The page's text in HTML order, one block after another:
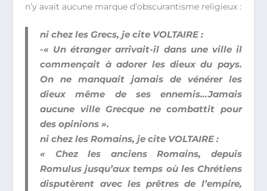
n’y avait aucune marque d’obscurantisme religieux :
ni chez les Grecs, je cite VOLTAIRE :
-« Un étranger arrivait-il dans une ville il
commençait à adorer les dieux du pays.
On ne manquait jamais de vénérer les
dieux même de ses ennemis…Jamais
aucune ville Grecque ne combattit pour
des opinions ».
ni chez les Romains, je cite VOLTAIRE :
« Chez les anciens Romains, depuis
Romulus jusqu’aux temps où les Chrétiens
disputèrent avec les prêtres de l’empire,